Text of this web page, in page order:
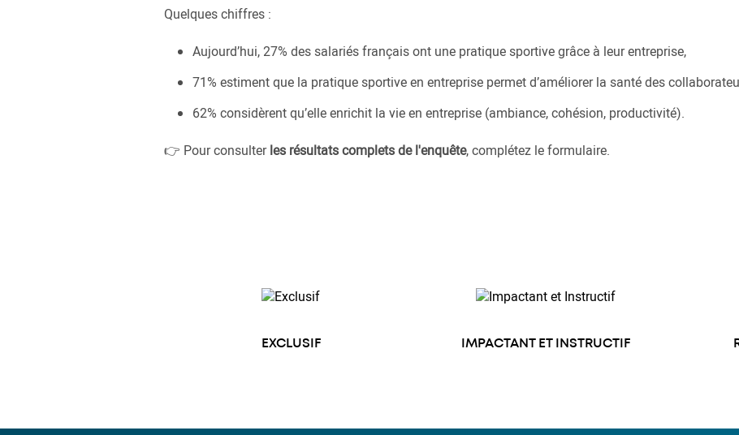
Quelques chiffres :
Aujourd’hui, 27% des salariés français ont une pratique sportive grâce à leur entreprise,
71% estiment que la pratique sportive en entreprise permet d’améliorer la santé des
62% considèrent qu’elle enrichit la vie en entreprise (ambiance, cohésion, productivité).
👉 Pour consulterles résultats complets de l'enquête, complétez le formulaire.
EXCLUSIF IMPACTANT ET INSTRUCTIF